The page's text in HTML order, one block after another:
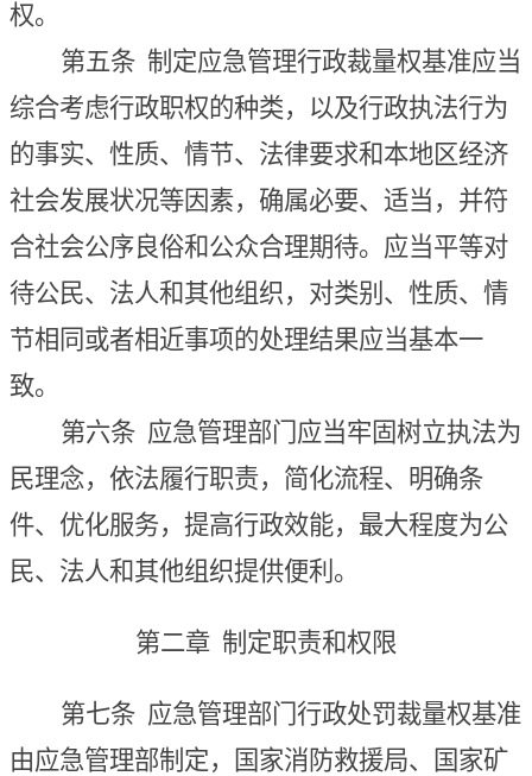
权。
第五条制定应急管理行政裁量权基准应当
综合考虑行政职权的种类，以及行政执法行为
的事实、性质、情节、法律要求和本地区经济
社会发展状况等因素， 确属必要、适当，并符
合社会公序良俗和公众合理期待。应当平等对
待公民、法人和其他组织，对类别、性质、情
节相同或者相近事项的处理结果应当基本一
致。
第六条应急管理部门应当牢固树立执法为
民理念，依法履行职责，简化流程、明确条
件、优化服务，提高行政效能，最大程度为公
民、法人和其他组织提供便利。
第二章 制定职责和权限
第七条应急管理部门行政处罚裁量权基准
由应急管理部制定，国家消防救援局、国家矿